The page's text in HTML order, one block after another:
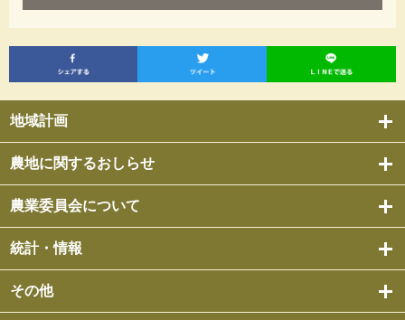
地域計画
農地に関するおしらせ
農業委員会について
統計・情報
その他